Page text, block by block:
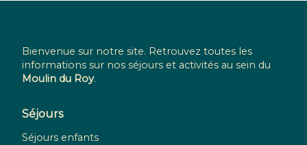
Bienvenue sur notre site. Retrouvez toutes les
informations sur nos séjours et activités au sein du
Moulin du Roy.
Séjours
Séjours enfants